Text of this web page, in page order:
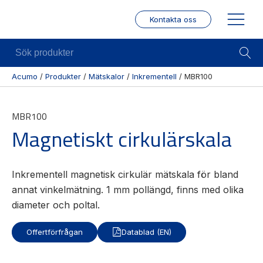
Kontakta oss
Se alla
kategorier
Se alla
leverantörer
Axelkopplingar
Skenstyrningar
Sök
produkter
Acumo / Produkter / Mätskalor / Inkrementell / MBR100
MBR100
Magnetiskt cirkulärskala
Inkrementell magnetisk cirkulär mätskala för bland
annat vinkelmätning. 1 mm pollängd, finns med olika
diameter och poltal.
Offertförfrågan Datablad (EN)